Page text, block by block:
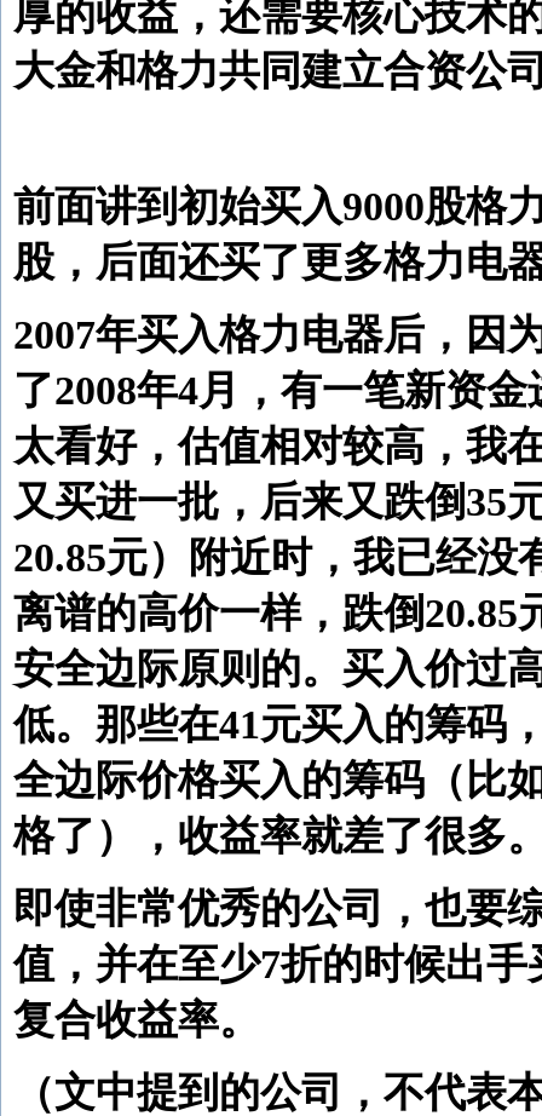
厚的收益，还需要核心技术
大金和格力共同建立合资公
前面讲到初始买入9000股格
股，后面还买了更多格力电
2007年买入格力电器后，因
了2008年4月，有一笔新资
太看好，估值相对较高，我
又买进一批，后来又跌倒35
20.85元）附近时，我已经没
离谱的高价一样，跌倒
安全边际原则的。买入价过
低。那些在41元买入的筹码
全边际价格买入的筹码（比
格了），收益率就差了很多
即使非常优秀的公司，也要
值，并在至少7折的时候出
复合收益率。
（文中提到的公司，不代表